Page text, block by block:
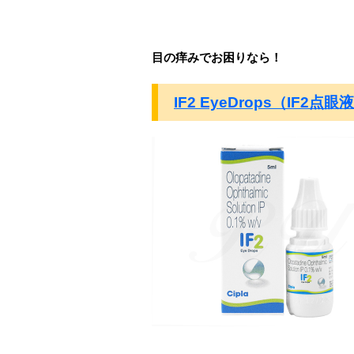
目の痒みでお困りなら！
IF2 EyeDrops（IF2点眼